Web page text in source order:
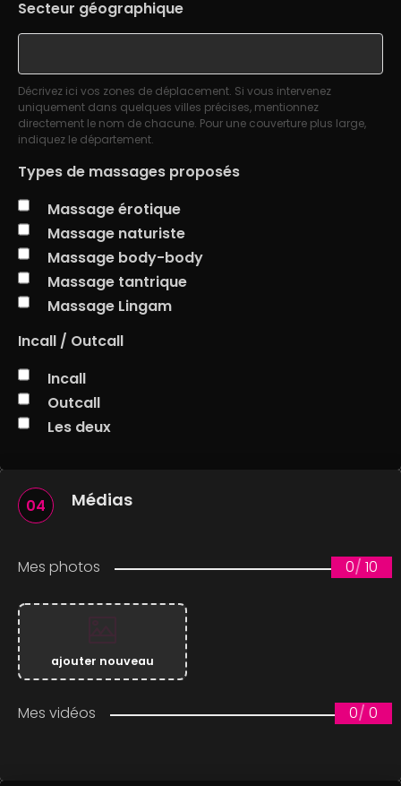
Secteur géographique
Décrivez ici vos zones de déplacement. Si vous intervenez
uniquement dans quelques villes précises, mentionnez
directement le nom de chacune. Pour une couverture plus large,
indiquez le département.
Types de massages proposés
Massage érotique
Massage naturiste
Massage body-body
Massage tantrique
Massage Lingam
Incall / Outcall
Incall
Outcall
Les deux
04 Médias
Mes photos 0/ 10
ajouter nouveau
Mes vidéos 0/ 0